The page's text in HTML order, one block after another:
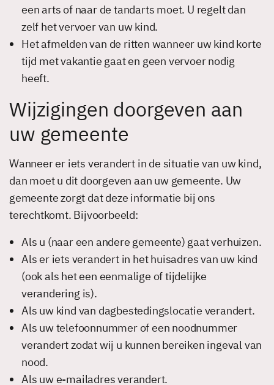
een arts of naar de tandarts moet. U regelt dan
zelf het vervoer van uw kind.
Het afmelden van de ritten wanneer uw kind korte
tijd met vakantie gaat en geen vervoer nodig
heeft.
Wijzigingen doorgeven aan
uw gemeente
Wanneer er iets verandert in de situatie van uw kind,
dan moet u dit doorgeven aan uw gemeente. Uw
gemeente zorgt dat deze informatie bij ons
terechtkomt. Bijvoorbeeld:
Als u (naar een andere gemeente) gaat verhuizen.
Als er iets verandert in het huisadres van uw kind
(ook als het een eenmalige of tijdelijke
verandering is).
Als uw kind van dagbestedingslocatie verandert.
Als uw telefoonnummer of een noodnummer
verandert zodat wij u kunnen bereiken ingeval van
nood.
Als uw e-mailadres verandert.